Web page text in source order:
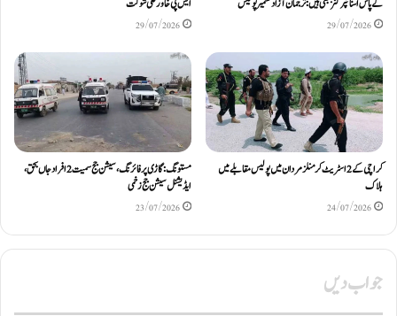
29/07/2026
29/07/2026
کراچی کے 2 اسٹریٹ کرمنلز مردان میں پولیس مقابلے میں
ہلاک
24/07/2026
مستونگ: گاڑی پر فائرنگ، سیشن جج سمیت 2 افراد جاں بحق،
ایڈیشنل سیشن جج زخمی
23/07/2026
جواب دیں